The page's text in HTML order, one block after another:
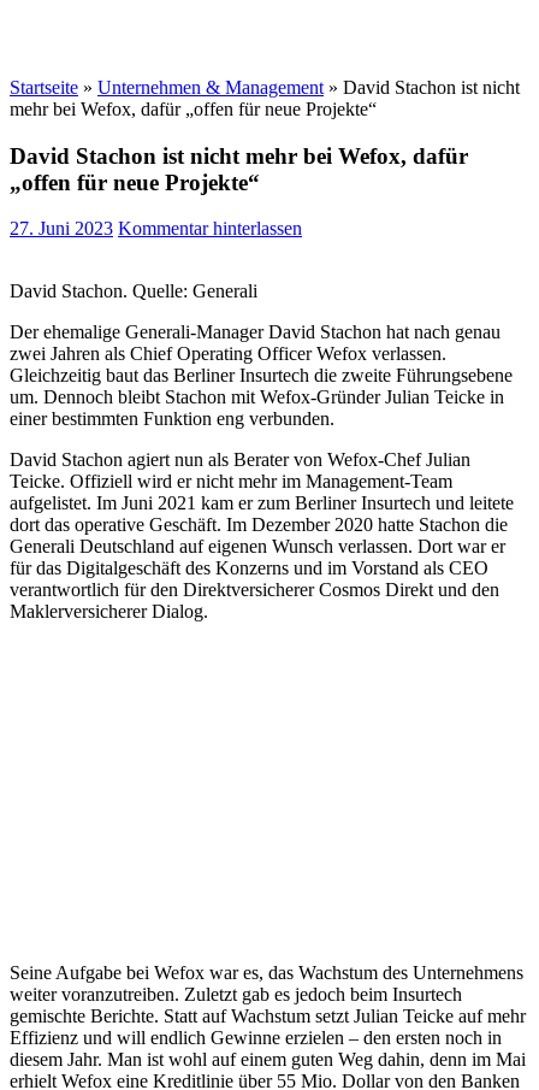
Startseite » Unternehmen & Management » David Stachon ist nicht
mehr bei Wefox, dafür „offen für neue Projekte“
David Stachon ist nicht mehr bei Wefox, dafür
„offen für neue Projekte“
27. Juni 2023 Kommentar hinterlassen
David Stachon. Quelle: Generali
Der ehemalige Generali-Manager David Stachon hat nach genau
zwei Jahren als Chief Operating Officer Wefox verlassen.
Gleichzeitig baut das Berliner Insurtech die zweite Führungsebene
um. Dennoch bleibt Stachon mit Wefox-Gründer Julian Teicke in
einer bestimmten Funktion eng verbunden.
David Stachon agiert nun als Berater von Wefox-Chef Julian
Teicke. Offiziell wird er nicht mehr im Management-Team
aufgelistet. Im Juni 2021 kam er zum Berliner Insurtech und leitete
dort das operative Geschäft. Im Dezember 2020 hatte Stachon die
Generali Deutschland auf eigenen Wunsch verlassen. Dort war er
für das Digitalgeschäft des Konzerns und im Vorstand als CEO
verantwortlich für den Direktversicherer Cosmos Direkt und den
Maklerversicherer Dialog.
Seine Aufgabe bei Wefox war es, das Wachstum des Unternehmens
weiter voranzutreiben. Zuletzt gab es jedoch beim Insurtech
gemischte Berichte. Statt auf Wachstum setzt Julian Teicke auf mehr
Effizienz und will endlich Gewinne erzielen – den ersten noch in
diesem Jahr. Man ist wohl auf einem guten Weg dahin, denn im Mai
erhielt Wefox eine Kreditlinie über 55 Mio. Dollar von den Banken